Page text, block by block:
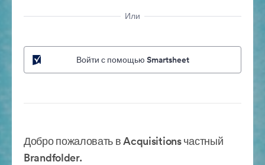
Или
Войти с помощью Smartsheet
Добро пожаловать в Acquisitions частный
Brandfolder.